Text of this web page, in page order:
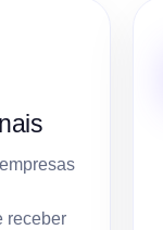
receber